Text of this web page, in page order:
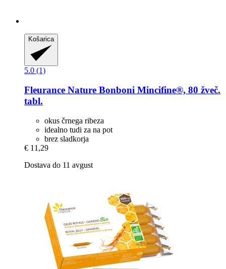
Košarica
5.0 (1)
Fleurance Nature Bonboni Mincifine®, 80 žveč.
tabl.
okus črnega ribeza
idealno tudi za na pot
brez sladkorja
€ 11,29
Dostava do 11 avgust